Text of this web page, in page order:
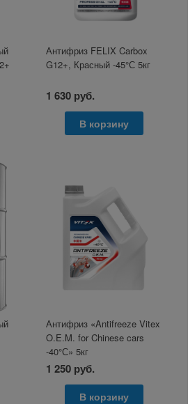
Антифриз FELIX Carbox
G12+, Красный -45°С 5кг
1 630 руб.
В корзину
Антифриз «Antifreeze Vitex
O.E.M. for Chinese cars
-40°С» 5кг
1 250 руб.
В корзину